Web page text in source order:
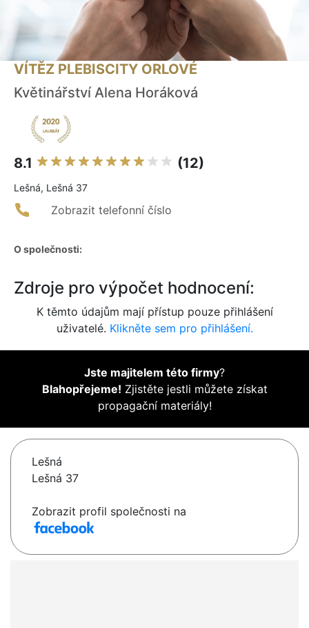
VÍTĚZ PLEBISCITY ORLOVÉ
Květinářství Alena Horáková
8.1 (12)
Lešná, Lešná 37
Zobrazit telefonní číslo
O společnosti:
Zdroje pro výpočet hodnocení:
K těmto údajům mají přístup pouze přihlášení
uživatelé. Klikněte sem pro přihlášení.
Jste majitelem této firmy?
Blahopřejeme! Zjistěte jestli můžete získat
propagační materiály!
Lešná
Lešná 37
Zobrazit profil společnosti na